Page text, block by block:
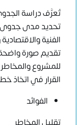
تُعرَّف دراسة
تحديد مدى جدوى
الفنية
تقديم صورة
للمشروع
القرار في اتخاذ
الفوائد